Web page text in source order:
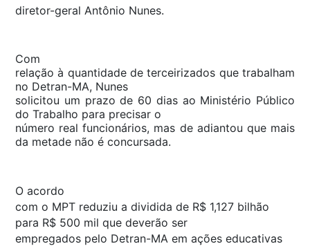
diretor-geral Antônio Nunes.
Com
relação à quantidade de terceirizados que trabalham
no Detran-MA, Nunes
solicitou um prazo de 60 dias ao Ministério Público
do Trabalho para precisar o
número real funcionários, mas de adiantou que mais
da metade não é concursada.
O acordo
com o MPT reduziu a dividida de R$ 1,127 bilhão
para R$ 500 mil que deverão ser
empregados pelo Detran-MA em ações educativas